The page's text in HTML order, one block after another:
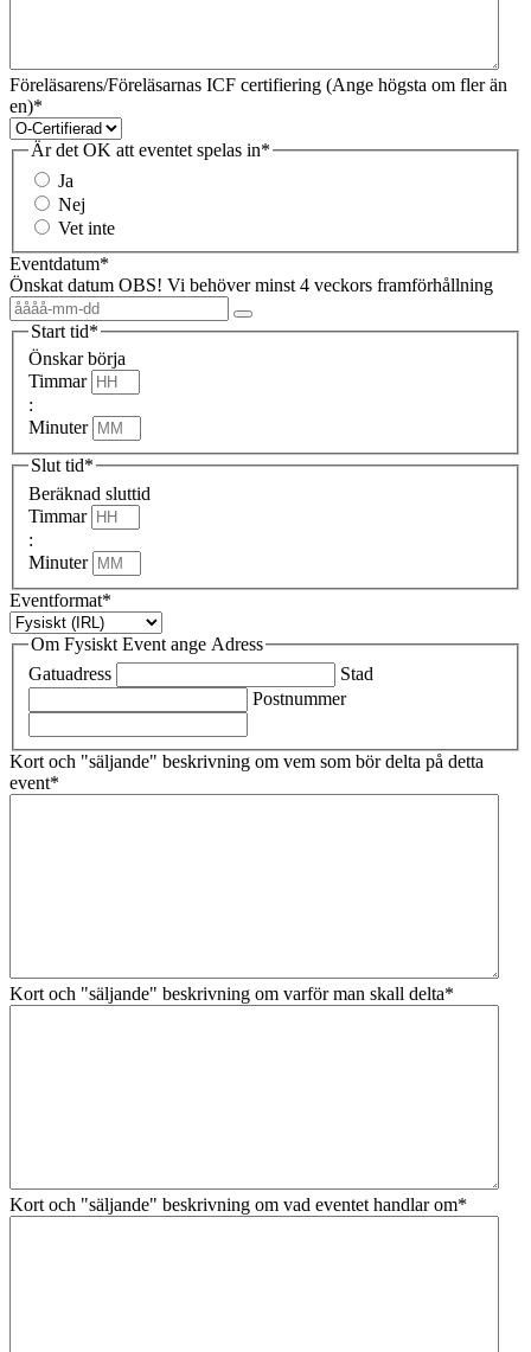
Föreläsarens/Föreläsarnas ICF certifiering (Ange högsta om fler än
en)*
Är det OK att eventet spelas in*
Ja
Nej
Vet inte
Eventdatum*
Önskat datum OBS! Vi behöver minst 4 veckors framförhållning
Start tid*
Önskar börja
Timmar
:
Minuter
Slut tid*
Beräknad sluttid
Timmar
:
Minuter
Eventformat*
Om Fysiskt Event ange Adress
Gatuadress
Stad
Postnummer
Kort och "säljande" beskrivning om vem som bör delta på detta
event*
Kort och "säljande" beskrivning om varför man skall delta*
Kort och "säljande" beskrivning om vad eventet handlar om*